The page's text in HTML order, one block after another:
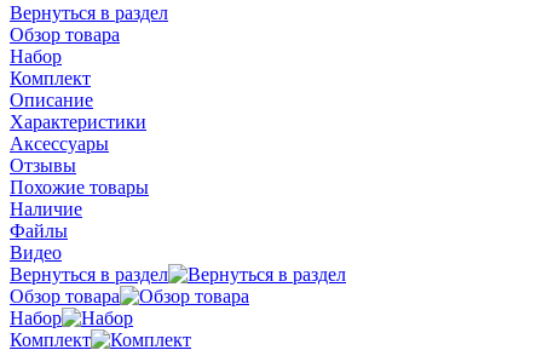
Вернуться в раздел
Обзор товара
Набор
Комплект
Описание
Характеристики
Аксессуары
Отзывы
Похожие товары
Наличие
Файлы
Видео
Вернуться в раздел
Обзор товара
Набор
Комплект